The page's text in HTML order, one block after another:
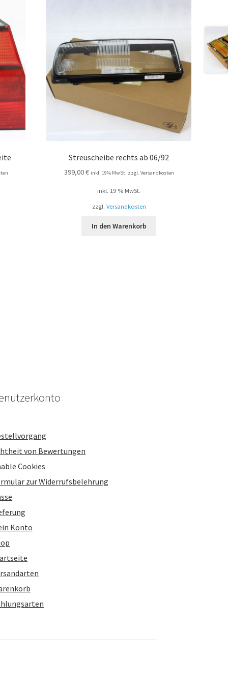
Streuscheibe rechts ab 06/92
399,00€ inkl. 19% MwSt. zzgl. Versandkosten
inkl. 19 % MwSt.
zzgl. Versandkosten
In den Warenkorb
von Bewertungen
Cookies
zur Widerrufsbelehrung
Konto